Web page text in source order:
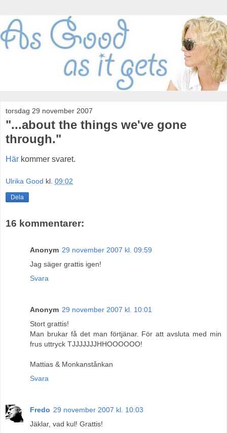
torsdag 29 november 2007
"...about the things we've gone
through."
Här kommer svaret.
Ulrika Good kl. 09:02
Dela
16 kommentarer:
Anonym 29 november 2007 kl. 09:59
Jag säger grattis igen!
Svara
Anonym 29 november 2007 kl. 10:01
Stort grattis!
Man brukar få det man förtjänar. För att avsluta med min
frus uttryck TJJJJJJJHHOOOOOO!
Mattias & Monkanstånkan
Svara
Fredo 29 november 2007 kl. 10:03
Jäklar, vad kul! Grattis!